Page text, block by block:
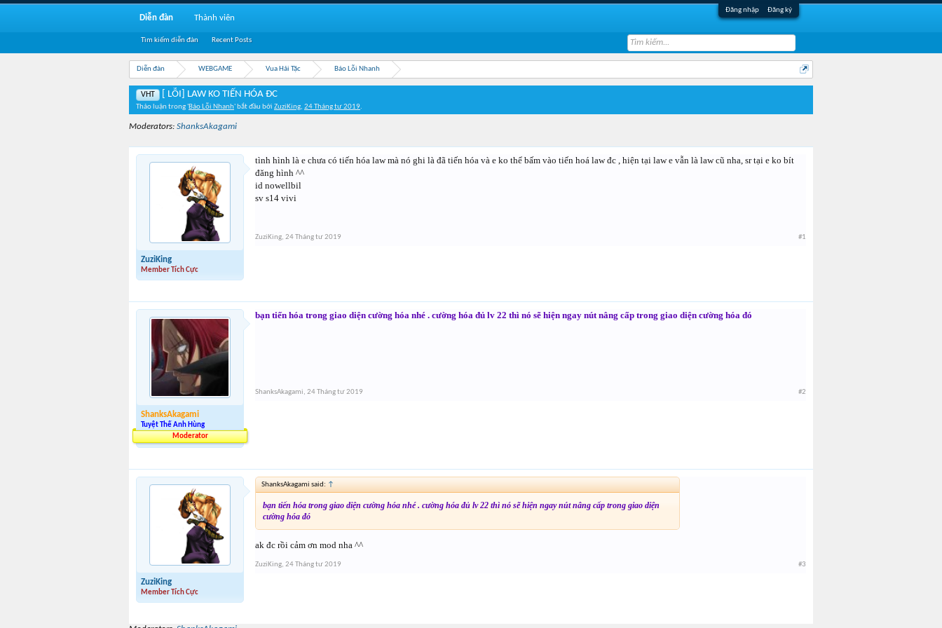
Đăng nhập Đăng ký
Diễn đàn WEBGAME Vua Hải Tặc Báo Lỗi Nhanh
VHT [ LỖI] LAW KO TIẾN HÓA ĐC
Thảo luận trong 'Báo Lỗi Nhanh' bắt đầu bởi ZuziKing, 24 Tháng tư 2019.
Moderators: ShanksAkagami
ZuziKing
Member Tích Cực
tình hình là e chưa có tiến hóa law mà nó ghi là đã tiến hóa và e ko thể bấm vào tiến hoá law đc , hiện tại law e vẫn là law cũ nha, sr tại e ko bít
đăng hình ^^
id nowellbil
sv s14 vivi
ZuziKing, 24 Tháng tư 2019 #1
ShanksAkagami
Tuyệt Thế Anh Hùng
Moderator
bạn tiến hóa trong giao diện cường hóa nhé . cường hóa đủ lv 22 thì nó sẽ hiện ngay nút nâng cấp trong giao diện cường hóa đó
ShanksAkagami, 24 Tháng tư 2019 #2
ZuziKing
Member Tích Cực
ShanksAkagami said: ↑
bạn tiến hóa trong giao diện cường hóa nhé . cường hóa đủ lv 22 thì nó sẽ hiện ngay nút nâng cấp trong giao diện
cường hóa đó
ak đc rồi cảm ơn mod nha ^^
ZuziKing, 24 Tháng tư 2019 #3
Diễn đàn
Tìm kiếm diễn đàn Recent Posts
Thành viên